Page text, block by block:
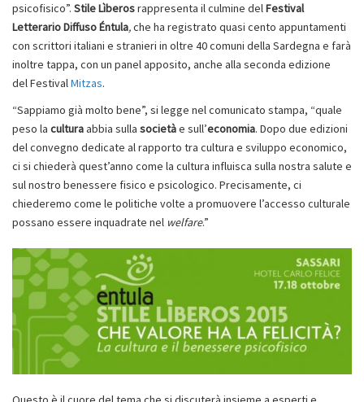
psicofisico”. Stile Lìberosrappresenta il culmine delFestival
Letterario Diffuso Éntula,che ha registrato quasi cento appuntamenti
con scrittori italiani e stranieri in oltre 40 comuni della Sardegna e farà
inoltre tappa, con un panel apposito, anche alla seconda edizione
del FestivalMitzas.
“Sappiamo già molto bene”, si legge nel comunicato stampa, “quale
peso la culturaabbia sulla societàe sull’economia. Dopo due edizioni
del convegno dedicate al rapporto tra cultura e sviluppo economico,
ci si chiederà quest’anno come la cultura influisca sulla nostra salute e
sul nostro benessere fisico e psicologico. Precisamente, ci
chiederemo come le politiche volte a promuovere l’accesso culturale
possano essere inquadrate nel welfare.”